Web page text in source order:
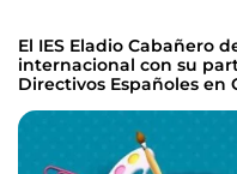
El IES Eladio Cabañero
internacional con su
Directivos Españoles en